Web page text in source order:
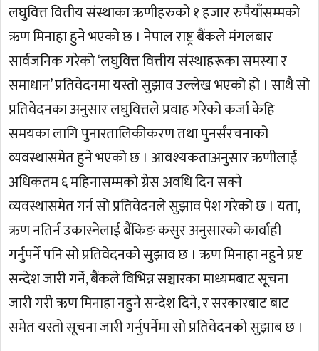
लघुवित्त वित्तीय संस्थाका ऋणीहरुको १ हजार रुपैयाँसम्मको
ऋण मिनाहा हुने भएको छ । नेपाल राष्ट्र बैंकले मंगलबार
सार्वजनिक गरेको ‘लघुवित्त वित्तीय संस्थाहरूका समस्या र
समाधान’ प्रतिवेदनमा यस्तो सुझाव उल्लेख भएको हो । साथै सो
प्रतिवेदनका अनुसार लघुवित्तले प्रवाह गरेको कर्जा केहि
समयका लागि पुनारतालिकीकरण तथा पुनर्संरचनाको
व्यवस्थासमेत हुने भएको छ । आवश्यकताअनुसार ऋणीलाई
अधिकतम ६ महिनासम्मको ग्रेस अवधि दिन सक्ने
व्यवस्थासमेत गर्न सो प्रतिवेदनले सुझाव पेश गरेको छ । यता,
ऋण नतिर्न उकास्नेलाई बैंकिङ कसुर अनुसारको कार्वाही
गर्नुपर्ने पनि सो प्रतिवेदनको सुझाव छ । ऋण मिनाहा नहुने प्रष्ट
सन्देश जारी गर्ने, बैंकले विभिन्न सञ्चारका माध्यमबाट सूचना
जारी गरी ऋण मिनाहा नहुने सन्देश दिने, र सरकारबाट बाट
समेत यस्तो सूचना जारी गर्नुपर्नेमा सो प्रतिवेदनको सुझाब छ ।